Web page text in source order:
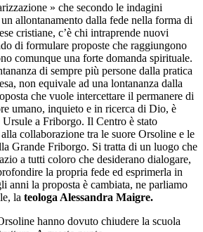
» che secondo le indagini
allontanamento dalla fede nella forma di
cristiane, c’è chi intraprende nuovi
di formulare proposte che raggiungono
comunque una forte domanda spirituale.
di sempre più persone dalla pratica
non equivale ad una lontananza dalla
che vuole intercettare il permanere di
umano, inquieto e in ricerca di Dio, è
a Friborgo. Il Centro è stato
collaborazione tra le suore Orsoline e le
Grande Friborgo. Si tratta di un luogo che
a tutti coloro che desiderano dialogare,
la propria fede ed esprimerla in
anni la proposta è cambiata, ne parliamo
la teologa Alessandra Maigre.
hanno dovuto chiudere la scuola